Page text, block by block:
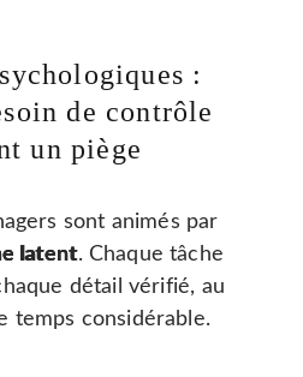
:
de contrôle
un piège
sont animés par
latent. Chaque tâche
détail vérifié, au
temps considérable.